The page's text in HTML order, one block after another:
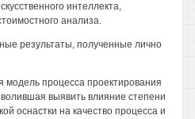
интеллекта,
анализа.
результаты, полученные лично
модель процесса проектирования
выявить влияние степени
оснастки на качество процесса и